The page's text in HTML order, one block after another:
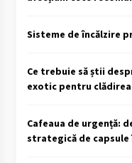
Sisteme de încălzire
Ce trebuie să știi
exotic pentru
Cafeaua de urgență:
strategică de